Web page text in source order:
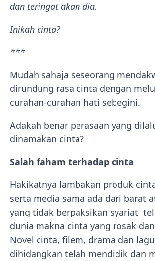
dan teringat akan dia.
Inikah cinta?
***
Mudah sahaja seseorang
dirundung rasa cinta dengan
curahan-curahan hati sebegini.
Adakah benar perasaan yang
dinamakan cinta?
Salah faham terhadap cinta
Hakikatnya lambakan produk
serta media sama ada dari barat
yang tidak berpaksikan syariat
dunia makna cinta yang rosak
Novel cinta, filem, drama dan
dihidangkan telah mendidik dan